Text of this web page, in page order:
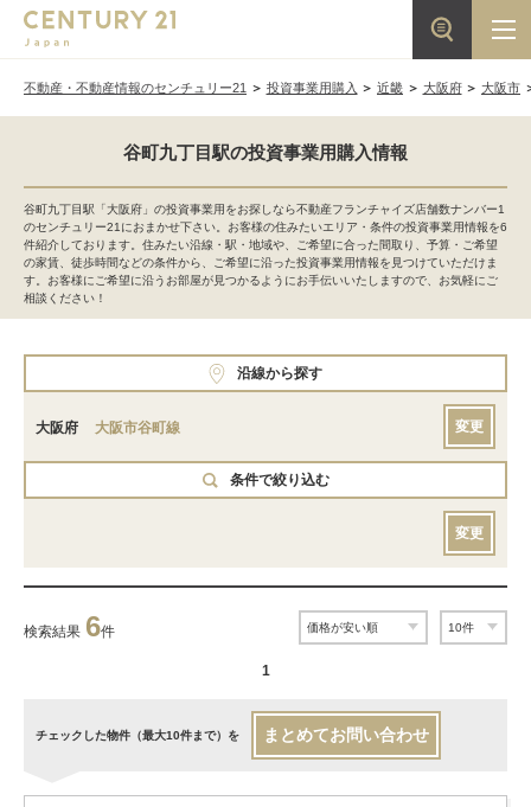
不動産・不動産情報のセンチュリー21 投資事業用購入 近畿 大阪府 大阪市
谷町九丁目駅の投資事業用購入情報
谷町九丁目駅「大阪府」の投資事業用をお探しなら不動産フランチャイズ店舗数ナンバー1
のセンチュリー21におまかせ下さい。お客様の住みたいエリア・条件の投資事業用情報を6
件紹介しております。住みたい沿線・駅・地域や、ご希望に合った間取り、予算・ご希望
の家賃、徒歩時間などの条件から、ご希望に沿った投資事業用情報を見つけていただけま
す。お客様にご希望に沿うお部屋が見つかるようにお手伝いいたしますので、お気軽にご
相談ください！
沿線から探す
大阪府 大阪市谷町線 変更
条件で絞り込む
変更
検索結果 6件
1
チェックした物件（最大10件まで）を まとめてお問い合わせ